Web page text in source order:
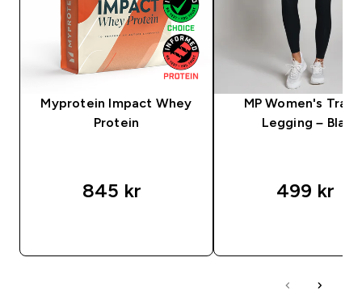
Myprotein Impact Whey
Protein
845 kr‎
MP Women's
Legging – Black
499 kr‎